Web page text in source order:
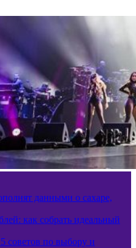
данными о сахаре,
как собрать идеальный
советов по выбору и